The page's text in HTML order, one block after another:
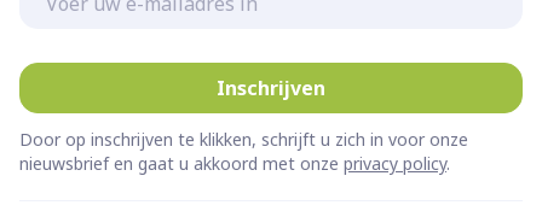
Inschrijven
Door op inschrijven te klikken, schrijft u zich in voor onze
nieuwsbrief en gaat u akkoord met onze privacy policy.